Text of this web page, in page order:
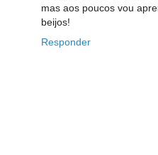
mas aos poucos vou
beijos!
Responder